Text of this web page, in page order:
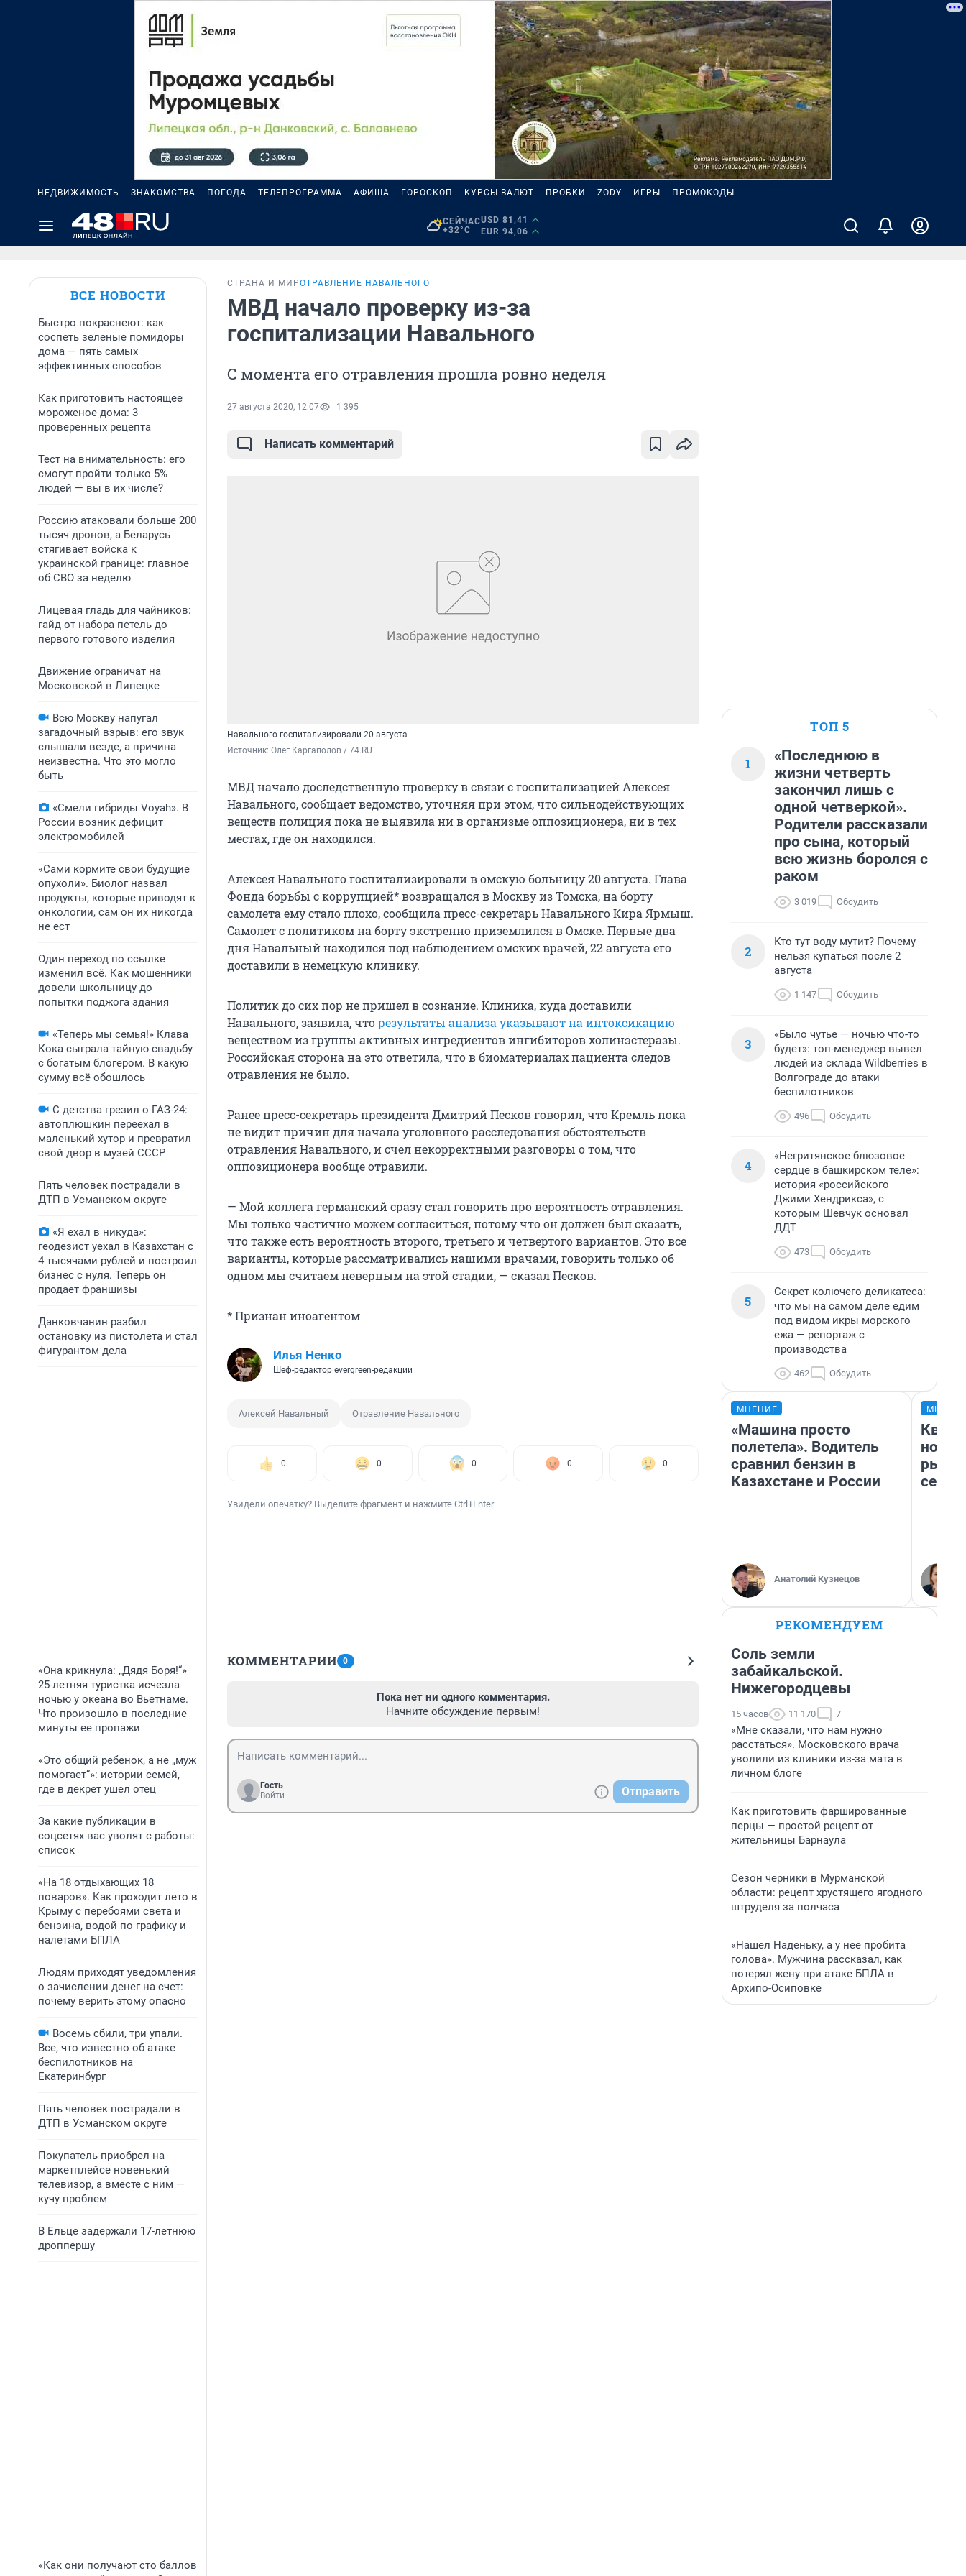
НЕДВИЖИМОСТЬ ЗНАКОМСТВА ПОГОДА ТЕЛЕПРОГРАММА АФИША ГОРОСКОП КУРСЫ ВАЛЮТ ПРОБКИ ZODY ИГРЫ ПРОМОКОДЫ
СЕЙЧАС
+32°C
USD 81,41
EUR 94,06
ВСЕ НОВОСТИ
Быстро покраснеют: как
соспеть зеленые помидоры
дома — пять самых
эффективных способов
Как приготовить настоящее
мороженое дома: 3
проверенных рецепта
Тест на внимательность: его
смогут пройти только 5%
людей — вы в их числе?
Россию атаковали больше 200
тысяч дронов, а Беларусь
стягивает войска к
украинской границе: главное
об СВО за неделю
Лицевая гладь для чайников:
гайд от набора петель до
первого готового изделия
Движение ограничат на
Московской в Липецке
Всю Москву напугал
загадочный взрыв: его звук
слышали везде, а причина
неизвестна. Что это могло
быть
«Смели гибриды Voyah». В
России возник дефицит
электромобилей
«Сами кормите свои будущие
опухоли». Биолог назвал
продукты, которые приводят к
онкологии, сам он их никогда
не ест
Один переход по ссылке
изменил всё. Как мошенники
довели школьницу до
попытки поджога здания
«Теперь мы семья!» Клава
Кока сыграла тайную свадьбу
с богатым блогером. В какую
сумму всё обошлось
С детства грезил о ГАЗ-24:
автоплюшкин переехал в
маленький хутор и превратил
свой двор в музей СССР
Пять человек пострадали в
ДТП в Усманском округе
«Я ехал в никуда»:
геодезист уехал в Казахстан с
4 тысячами рублей и построил
бизнес с нуля. Теперь он
продает франшизы
Данковчанин разбил
остановку из пистолета и стал
фигурантом дела
«Она крикнула: „Дядя Боря!“»
25-летняя туристка исчезла
ночью у океана во Вьетнаме.
Что произошло в последние
минуты ее пропажи
«Это общий ребенок, а не „муж
помогает“»: истории семей,
где в декрет ушел отец
За какие публикации в
соцсетях вас уволят с работы:
список
«На 18 отдыхающих 18
поваров». Как проходит лето в
Крыму с перебоями света и
бензина, водой по графику и
налетами БПЛА
Людям приходят уведомления
о зачислении денег на счет:
почему верить этому опасно
Восемь сбили, три упали.
Все, что известно об атаке
беспилотников на
Екатеринбург
Пять человек пострадали в
ДТП в Усманском округе
Покупатель приобрел на
маркетплейсе новенький
телевизор, а вместе с ним —
кучу проблем
В Ельце задержали 17-летнюю
дроппершу
«Как они получают сто баллов
СТРАНА И МИРОТРАВЛЕНИЕ НАВАЛЬНОГО
МВД начало проверку из-за
госпитализации Навального
С момента его отравления прошла ровно неделя
27 августа 2020, 12:07 1 395
Написать комментарий
Навального госпитализировали 20 августа
Источник: Олег Каргаполов / 74.RU
МВД начало доследственную проверку в связи с госпитализацией Алексея
Навального, сообщает ведомство, уточняя при этом, что сильнодействующих
веществ полиция пока не выявила ни в организме оппозиционера, ни в тех
местах, где он находился.
Алексея Навального госпитализировали в омскую больницу 20 августа. Глава
Фонда борьбы с коррупцией* возвращался в Москву из Томска, на борту
самолета ему стало плохо, сообщила пресс-секретарь Навального Кира Ярмыш.
Самолет с политиком на борту экстренно приземлился в Омске. Первые два
дня Навальный находился под наблюдением омских врачей, 22 августа его
доставили в немецкую клинику.
Политик до сих пор не пришел в сознание. Клиника, куда доставили
Навального, заявила, чторезультаты анализа указывают на интоксикацию
веществом из группы активных ингредиентов ингибиторов холинэстеразы.
Российская сторона на это ответила, что в биоматериалах пациента следов
отравления не было.
Ранее пресс-секретарьпрезидента Дмитрий Песков говорил, что Кремль пока
не видит причин для начала уголовного расследования обстоятельств
отравления Навального, и счел некорректными разговоры о том, что
оппозиционера вообще отравили.
— Мой коллега германский сразу стал говорить про вероятность отравления.
Мы только частично можем согласиться, потому что он должен был сказать,
что также есть вероятность второго, третьего и четвертого вариантов. Это все
варианты, которые рассматривались нашими врачами, говорить только об
одном мы считаем неверным на этой стадии, — сказал Песков.
* Признан иноагентом
Илья Ненко
Шеф-редактор evergreen-редакции
Алексей Навальный Отравление Навального
0 0 0 0 0
Увидели опечатку? Выделите фрагмент и нажмите Ctrl+Enter
КОММЕНТАРИИ 0
Пока нет ни одного комментария.
Начните обсуждение первым!
Гость
Войти
Отправить
ТОП 5
1
«Последнюю в
жизни четверть
закончил лишь с
одной четверкой».
Родители рассказали
про сына, который
всю жизнь боролся с
раком
3 019 Обсудить
2
Кто тут воду мутит? Почему
нельзя купаться после 2
августа
1 147 Обсудить
3
«Было чутье — ночью что-то
будет»: топ-менеджер вывел
людей из склада Wildberries в
Волгограде до атаки
беспилотников
496 Обсудить
4
«Негритянское блюзовое
сердце в башкирском теле»:
история «российского
Джими Хендрикса», с
которым Шевчук основал
ДДТ
473 Обсудить
5
Секрет колючего деликатеса:
что мы на самом деле едим
под видом икры морского
ежа — репортаж с
производства
462 Обсудить
МНЕНИЕ
«Машина просто
полетела». Водитель
сравнил бензин в
Казахстане и России
Анатолий Кузнецов
но
РЕКОМЕНДУЕМ
Соль земли
забайкальской.
Нижегородцевы
15 часов 11 170 7
«Мне сказали, что нам нужно
расстаться». Московского врача
уволили из клиники из-за мата в
личном блоге
Как приготовить фаршированные
перцы — простой рецепт от
жительницы Барнаула
Сезон черники в Мурманской
области: рецепт хрустящего ягодного
штруделя за полчаса
«Нашел Наденьку, а у нее пробита
голова». Мужчина рассказал, как
потерял жену при атаке БПЛА в
Архипо-Осиповке